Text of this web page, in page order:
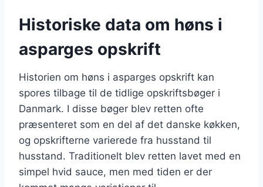
Historiske data om høns i
asparges opskrift
Historien om høns i asparges opskrift kan
spores tilbage til de tidlige opskriftsbøger i
Danmark. I disse bøger blev retten ofte
præsenteret som en del af det danske køkken,
og opskrifterne varierede fra husstand til
husstand. Traditionelt blev retten lavet med en
simpel hvid sauce, men med tiden er der